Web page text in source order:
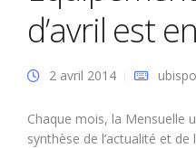
d’avril est
2 avril 2014
Chaque mois, la Mensuelle
synthèse de l’actualité et